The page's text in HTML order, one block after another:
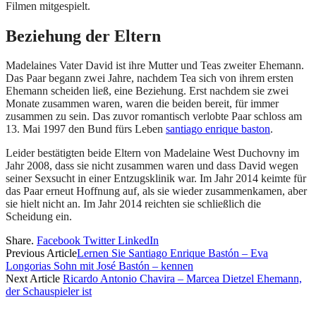
Filmen mitgespielt.
Beziehung der Eltern
Madelaines Vater David ist ihre Mutter und Teas zweiter Ehemann.
Das Paar begann zwei Jahre, nachdem Tea sich von ihrem ersten
Ehemann scheiden ließ, eine Beziehung. Erst nachdem sie zwei
Monate zusammen waren, waren die beiden bereit, für immer
zusammen zu sein. Das zuvor romantisch verlobte Paar schloss am
13. Mai 1997 den Bund fürs Leben santiago enrique baston.
Leider bestätigten beide Eltern von Madelaine West Duchovny im
Jahr 2008, dass sie nicht zusammen waren und dass David wegen
seiner Sexsucht in einer Entzugsklinik war. Im Jahr 2014 keimte für
das Paar erneut Hoffnung auf, als sie wieder zusammenkamen, aber
sie hielt nicht an. Im Jahr 2014 reichten sie schließlich die
Scheidung ein.
Share. Facebook Twitter LinkedIn
Previous ArticleLernen Sie Santiago Enrique Bastón – Eva
Longorias Sohn mit José Bastón – kennen
Next Article Ricardo Antonio Chavira – Marcea Dietzel Ehemann,
der Schauspieler ist